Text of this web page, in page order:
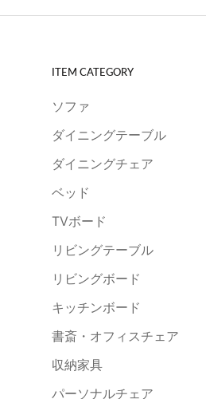
ITEM CATEGORY
ソファ
ダイニングテーブル
ダイニングチェア
ベッド
TVボード
リビングテーブル
リビングボード
キッチンボード
書斎・オフィスチェア
収納家具
パーソナルチェア